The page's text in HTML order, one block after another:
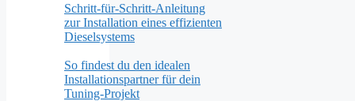
Schritt-für-Schritt-Anleitung
zur Installation eines effizienten
Dieselsystems
So findest du den idealen
Installationspartner für dein
Tuning-Projekt